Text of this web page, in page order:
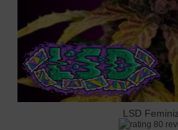
LSD
80